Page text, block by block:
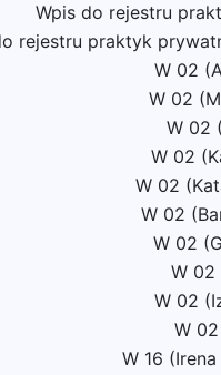
Wpis do rejestru
rejestru praktyk
W 02
W 02
W 02
W 02
W 02
W 02
W 02
W 02
W 02
W
W 16